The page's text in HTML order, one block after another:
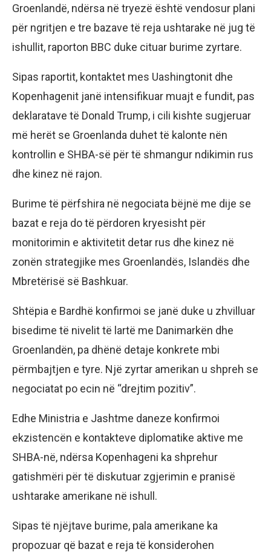
Groenlandë, ndërsa në tryezë është vendosur plani
për ngritjen e tre bazave të reja ushtarake në jug të
ishullit, raporton BBC duke cituar burime zyrtare.
Sipas raportit, kontaktet mes Uashingtonit dhe
Kopenhagenit janë intensifikuar muajt e fundit, pas
deklaratave të Donald Trump, i cili kishte sugjeruar
më herët se Groenlanda duhet të kalonte nën
kontrollin e SHBA-së për të shmangur ndikimin rus
dhe kinez në rajon.
Burime të përfshira në negociata bëjnë me dije se
bazat e reja do të përdoren kryesisht për
monitorimin e aktivitetit detar rus dhe kinez në
zonën strategjike mes Groenlandës, Islandës dhe
Mbretërisë së Bashkuar.
Shtëpia e Bardhë konfirmoi se janë duke u zhvilluar
bisedime të nivelit të lartë me Danimarkën dhe
Groenlandën, pa dhënë detaje konkrete mbi
përmbajtjen e tyre. Një zyrtar amerikan u shpreh se
negociatat po ecin në “drejtim pozitiv”.
Edhe Ministria e Jashtme daneze konfirmoi
ekzistencën e kontakteve diplomatike aktive me
SHBA-në, ndërsa Kopenhageni ka shprehur
gatishmëri për të diskutuar zgjerimin e pranisë
ushtarake amerikane në ishull.
Sipas të njëjtave burime, pala amerikane ka
propozuar që bazat e reja të konsiderohen